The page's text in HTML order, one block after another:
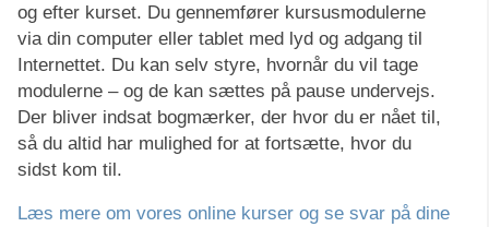
og efter kurset. Du gennemfører kursusmodulerne
via din computer eller tablet med lyd og adgang til
Internettet. Du kan selv styre, hvornår du vil tage
modulerne – og de kan sættes på pause undervejs.
Der bliver indsat bogmærker, der hvor du er nået til,
så du altid har mulighed for at fortsætte, hvor du
sidst kom til.
Læs mere om vores online kurser og se svar på dine